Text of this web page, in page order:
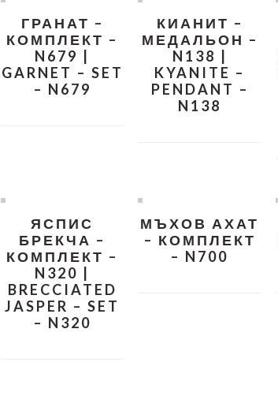
ГРАНАТ –
КОМПЛЕКТ –
N679 |
GARNET – SET
– N679
КИАНИТ –
МЕДАЛЬОН –
N138 |
KYANITE –
PENDANT –
N138
ЯСПИС
БРЕКЧА –
КОМПЛЕКТ –
N320 |
BRECCIATED
JASPER – SET
– N320
МЪХОВ АХАТ
– КОМПЛЕКТ
– N700